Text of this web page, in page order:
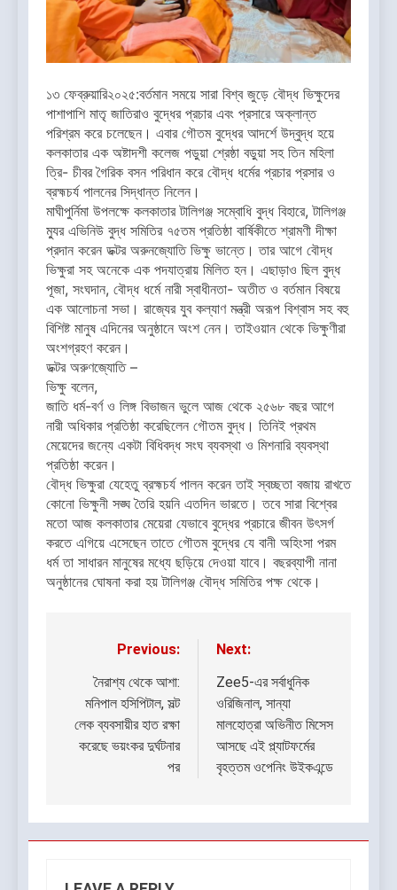
১৩ ফেব্রুয়ারি২০২৫:বর্তমান সময়ে সারা বিশ্ব জুড়ে বৌদ্ধ ভিক্ষুদের
পাশাপাশি মাতৃ জাতিরাও বুদ্ধের প্রচার এবং প্রসারে অক্লান্ত
পরিশ্রম করে চলেছেন। এবার গৌতম বুদ্ধের আদর্শে উদ্বুদ্ধ হয়ে
কলকাতার এক অষ্টাদশী কলেজ পড়ুয়া শ্রেষ্ঠা বড়ুয়া সহ তিন মহিলা
ত্রি- চীবর গৈরিক বসন পরিধান করে বৌদ্ধ ধর্মের প্রচার প্রসার ও
ব্রহ্মচর্য পালনের সিদ্ধান্ত নিলেন।
মাঘীপুর্নিমা উপলক্ষে কলকাতার টালিগঞ্জ সম্বোধি বুদ্ধ বিহারে, টালিগঞ্জ
ম্যুর এভিনিউ বুদ্ধ সমিতির ৭৫তম প্রতিষ্ঠা বার্ষিকীতে শ্রামণী দীক্ষা
প্রদান করেন ডক্টর অরুনজ্যোতি ভিক্ষু ভান্তে। তার আগে বৌদ্ধ
ভিক্ষুরা সহ অনেকে এক পদযাত্রায় মিলিত হন। এছাড়াও ছিল বুদ্ধ
পূজা, সংঘদান, বৌদ্ধ ধর্মে নারী স্বাধীনতা- অতীত ও বর্তমান বিষয়ে
এক আলোচনা সভা। রাজ্যের যুব কল্যাণ মন্ত্রী অরূপ বিশ্বাস সহ বহু
বিশিষ্ট মানুষ এদিনের অনুষ্ঠানে অংশ নেন। তাইওয়ান থেকে ভিক্ষুণীরা
অংশগ্রহণ করেন।
ডক্টর অরুণজ্যোতি –
ভিক্ষু বলেন,
জাতি ধর্ম-বর্ণ ও লিঙ্গ বিভাজন ভুলে আজ থেকে ২৫৬৮ বছর আগে
নারী অধিকার প্রতিষ্ঠা করেছিলেন গৌতম বুদ্ধ। তিনিই প্রথম
মেয়েদের জন্যে একটা বিধিবদ্ধ সংঘ ব্যবস্থা ও মিশনারি ব্যবস্থা
প্রতিষ্ঠা করেন।
বৌদ্ধ ভিক্ষুরা যেহেতু ব্রহ্মচর্য পালন করেন তাই স্বচ্ছতা বজায় রাখতে
কোনো ভিক্ষুনী সঙ্ঘ তৈরি হয়নি এতদিন ভারতে। তবে সারা বিশ্বের
মতো আজ কলকাতার মেয়েরা যেভাবে বুদ্ধের প্রচারে জীবন উৎসর্গ
করতে এগিয়ে এসেছেন তাতে গৌতম বুদ্ধের যে বানী অহিংসা পরম
ধর্ম তা সাধারন মানুষের মধ্যে ছড়িয়ে দেওয়া যাবে। বছরব্যাপী নানা
অনুষ্ঠানের ঘোষনা করা হয় টালিগঞ্জ বৌদ্ধ সমিতির পক্ষ থেকে।
navigation
Previous:
নৈরাশ্য থেকে আশা:
মনিপাল হসিপিটাল, সল্ট
লেক ব্যবসায়ীর হাত রক্ষা
করেছে ভয়ংকর দুর্ঘটনার
পর
Next:
Zee5-এর সর্বাধুনিক
ওরিজিনাল, সান্যা
মালহোত্রা অভিনীত মিসেস
আসছে এই প্ল্যাটফর্মের
বৃহত্তম ওপেনিং উইকএন্ডে